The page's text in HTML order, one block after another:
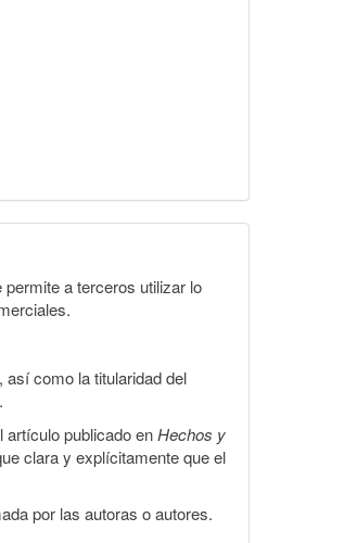
a terceros utilizar lo
como la titularidad del
artículo publicado enHechos y
clara y explícitamente que el
por las autoras o autores.